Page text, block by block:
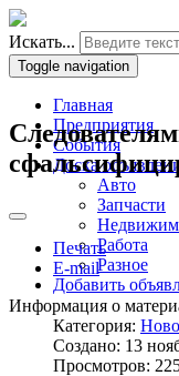
Искать...
Toggle navigation
Главная
Предприятия
События
Доска
Авто
Запчасти
Работа
Разное
Добавить
Печать
E-mail
Информация о
Категория:
Создано: 13
Просмотров: